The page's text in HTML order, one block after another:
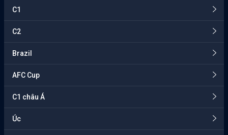
C1
C2
Brazil
AFC Cup
C1 châu Á
Úc